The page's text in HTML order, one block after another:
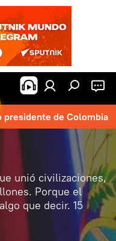
presidente de Colombia
unió civilizaciones,
Porque el
que decir. 15